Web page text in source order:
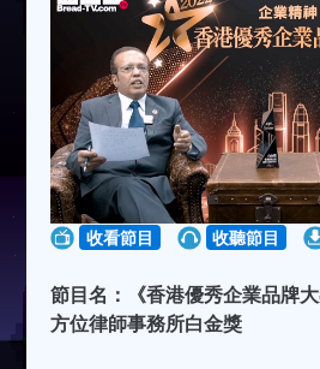
收看節目 收聽節目
節目名：《香港優秀企業品牌
方位律師事務所白金獎